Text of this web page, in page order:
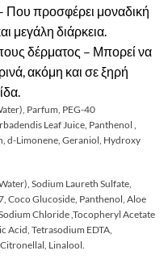
Που προσφέρει μοναδική
μεγάλη διάρκεια.
δέρματος – Μπορεί να
ακόμη και σε ξηρή
Parfum, PEG-40
Leaf Juice, Panthenol ,
d-Limonene, Geraniol, Hydroxy
Sodium Laureth Sulfate,
Coco Glucoside, Panthenol, Aloe
Chloride ,Tocopheryl Acetate
Acid, Tetrasodium EDTA,
Linalool.